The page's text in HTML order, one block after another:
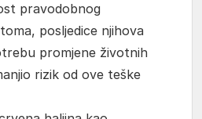
pravodobnog
posljedice njihova
promjene životnih
rizik od ove teške